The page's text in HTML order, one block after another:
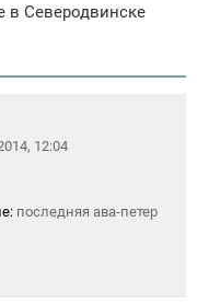
в Северодвинске
12:04
последняя ава-петер